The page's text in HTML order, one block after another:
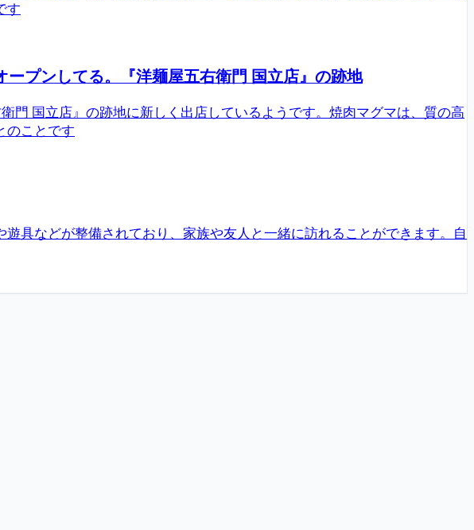
す
ープンしてる。『洋麺屋五右衛門 国立店』の跡地
門 国立店』の跡地に新しく出店しているようです。焼肉マグマは、質の高
のことです
具などが整備されており、家族や友人と一緒に訪れることができます。自